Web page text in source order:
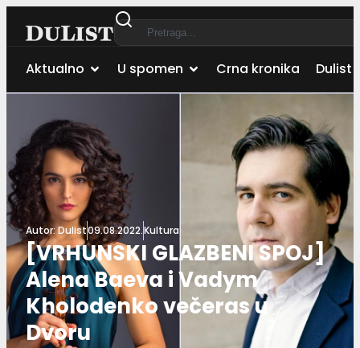
Aktualno U spomen Crna kronika Dulist
Autor:Dulist09.08.2022.Kultura
[VRHUNSKI GLAZBENI SPOJ]
Alena Baeva i Vadym
Kholodenko večeras u
Dvoru